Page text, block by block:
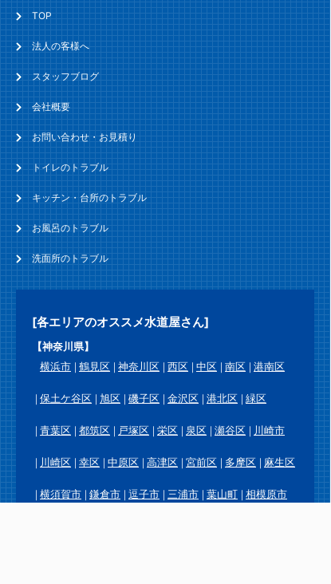
TOP
法人の客様へ
スタッフブログ
会社概要
お問い合わせ・お見積り
トイレのトラブル
キッチン・台所のトラブル
お風呂のトラブル
洗面所のトラブル
[各エリアのオススメ水道屋さん]
【神奈川県】
横浜市
鶴見区 神奈川区 西区 中区 南区 港南区
保土ケ谷区 旭区 磯子区 金沢区 港北区 緑区
青葉区 都筑区 戸塚区 栄区 泉区 瀬谷区 川崎市
川崎区 幸区 中原区 高津区 宮前区 多摩区 麻生区
横須賀市 鎌倉市 逗子市 三浦市 葉山町 相模原市